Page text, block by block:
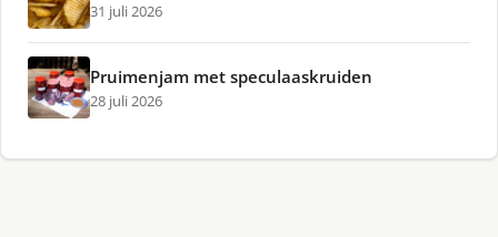
31 juli 2026
Pruimenjam met speculaaskruiden
28 juli 2026